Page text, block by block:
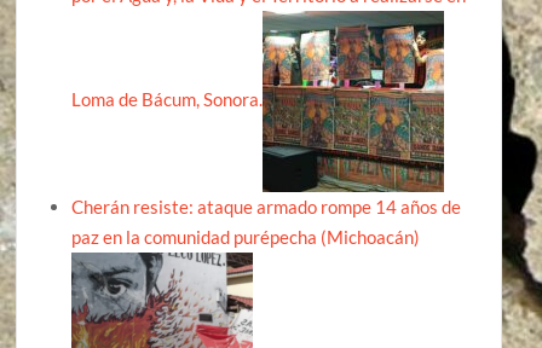
Loma de Bácum, Sonora.
Cherán resiste: ataque armado rompe 14 años de
paz en la comunidad purépecha (Michoacán)